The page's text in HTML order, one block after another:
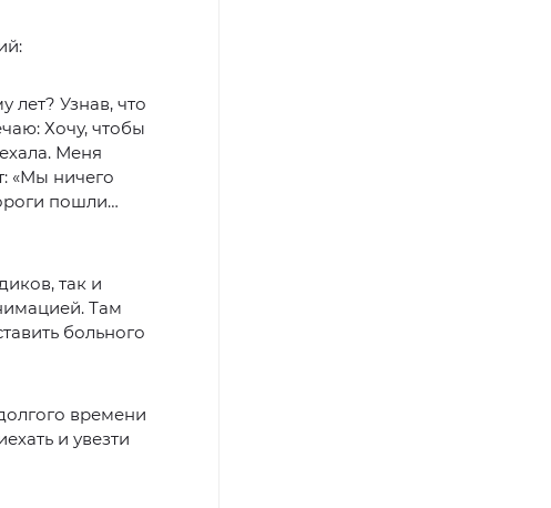
лет? Узнав, что
Хочу, чтобы
Меня
«Мы ничего
пошли…
так и
Там
больного
времени
и увезти